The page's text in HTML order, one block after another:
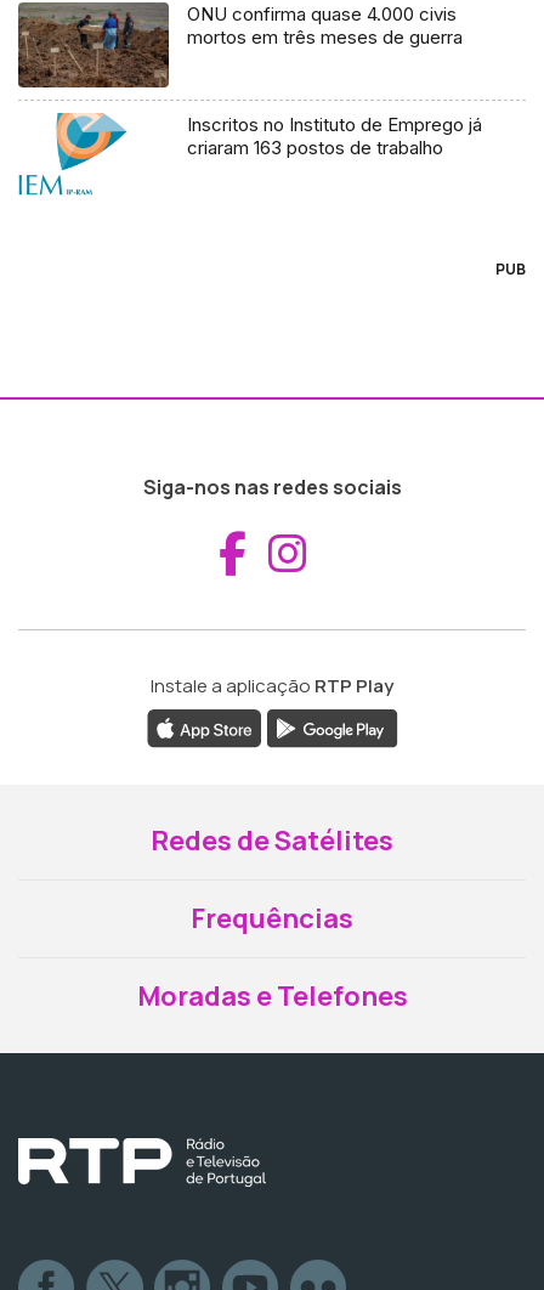
ONU confirma quase 4.000 civis
mortos em três meses de guerra
Inscritos no Instituto de Emprego já
criaram 163 postos de trabalho
PUB
Siga-nos nas redes sociais
Aceder ao
Instale a aplicação RTP Play
Redes de Satélites
Frequências
Moradas e Telefones